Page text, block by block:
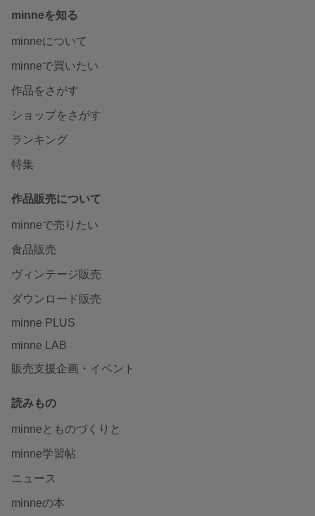
minneを知る
minneについて
minneで買いたい
作品をさがす
ショップをさがす
ランキング
特集
作品販売について
minneで売りたい
食品販売
ヴィンテージ販売
ダウンロード販売
minne PLUS
minne LAB
販売支援企画・イベント
読みもの
minneとものづくりと
minne学習帖
ニュース
minneの本